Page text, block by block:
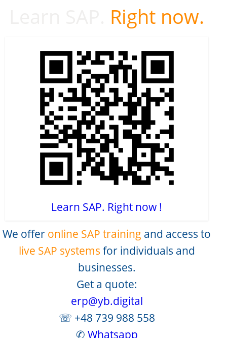
Right now.
Learn SAP. Right now !
We offer online SAP training and access to
live SAP systems for individuals and
businesses.
Get a quote:
erp@yb.digital
☏ +48 739 988 558
✆ Whatsapp